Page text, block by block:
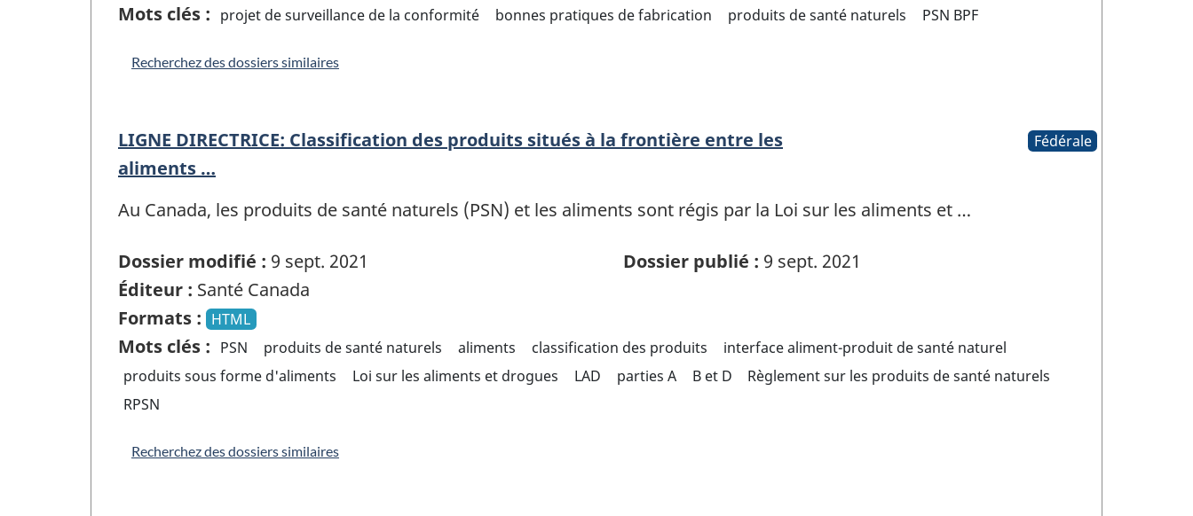
Mots clés : projet de surveillance de la conformité bonnes pratiques de fabrication produits de santé naturels PSN BPF
Recherchez des dossiers similaires
LIGNE DIRECTRICE: Classification des produits situés à la frontière entre les
aliments …
Fédérale
Au Canada, les produits de santé naturels (PSN) et les aliments sont régis par la Loi sur les aliments et …
Dossier modifié : 9 sept. 2021 Dossier publié : 9 sept. 2021
Éditeur : Santé Canada
Formats : HTML
Mots clés : PSN produits de santé naturels aliments classification des produits
interface aliment-produit de santé naturel
produits sous forme d'aliments
Loi sur les aliments et drogues LAD parties A B et D
Règlement sur les produits de santé naturels
RPSN
Recherchez des dossiers similaires